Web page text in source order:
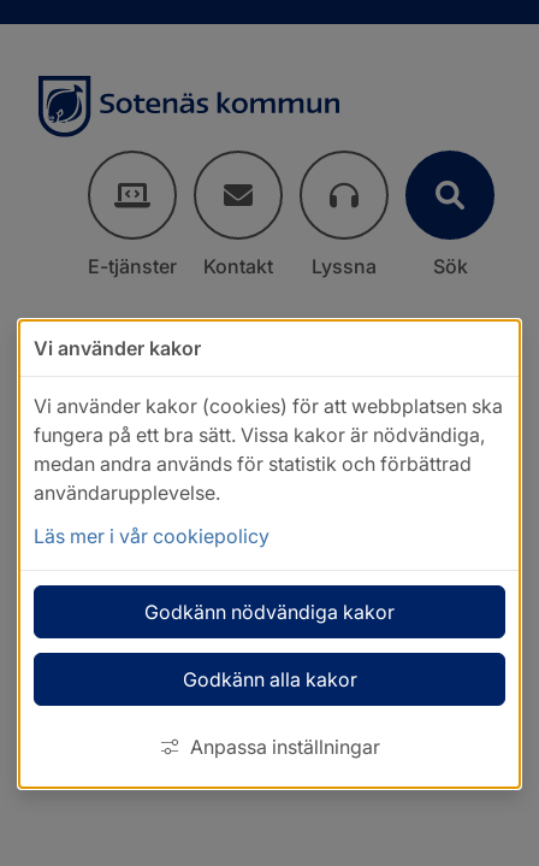
E-tjänster Kontakt Lyssna Sök
Vi använder kakor
Vi använder kakor (cookies) för att webbplatsen ska
fungera på ett bra sätt. Vissa kakor är nödvändiga,
medan andra används för statistik och förbättrad
användarupplevelse.
Läs mer i vår cookiepolicy
Godkänn nödvändiga kakor
Godkänn alla kakor
Anpassa inställningar